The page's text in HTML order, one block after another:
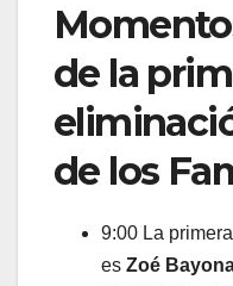
de la
de los
9:00 La
es Zoé